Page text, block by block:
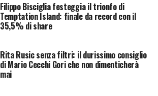
Filippo Bisciglia festeggia il trionfo di
Temptation Island: finale da record con il
35,5% di share
Rita Rusic senza filtri: il durissimo consiglio
di Mario Cecchi Gori che non dimenticherà
mai